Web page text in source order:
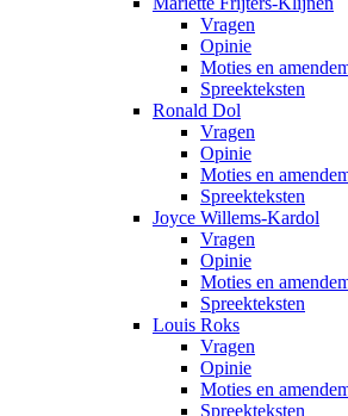
Vragen
Opinie
Moties en
Spreekteksten
Ronald Dol
Vragen
Opinie
Moties en
Spreekteksten
Joyce Willems-Kardol
Vragen
Opinie
Moties en
Spreekteksten
Louis Roks
Vragen
Opinie
Moties en
Spreekteksten